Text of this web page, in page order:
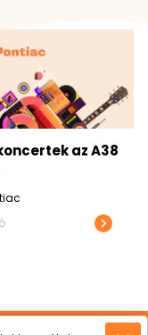
az A38
NKA-